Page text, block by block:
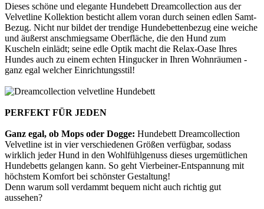
Dieses schöne und elegante Hundebett Dreamcollection aus der
Velvetline Kollektion besticht allem voran durch seinen edlen Samt-
Bezug. Nicht nur bildet der trendige Hundebettenbezug eine weiche
und äußerst anschmiegsame Oberfläche, die den Hund zum
Kuscheln einlädt; seine edle Optik macht die Relax-Oase Ihres
Hundes auch zu einem echten Hingucker in Ihren Wohnräumen -
ganz egal welcher Einrichtungsstil!
PERFEKT FÜR JEDEN
Ganz egal, ob Mops oder Dogge: Hundebett Dreamcollection
Velvetline ist in vier verschiedenen Größen verfügbar, sodass
wirklich jeder Hund in den Wohlfühlgenuss dieses urgemütlichen
Hundebetts gelangen kann. So geht Vierbeiner-Entspannung mit
höchstem Komfort bei schönster Gestaltung!
Denn warum soll verdammt bequem nicht auch richtig gut
aussehen?